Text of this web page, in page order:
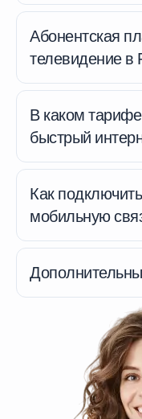
Абонентская
телевидение в
В каком
быстрый
Как
мобильную